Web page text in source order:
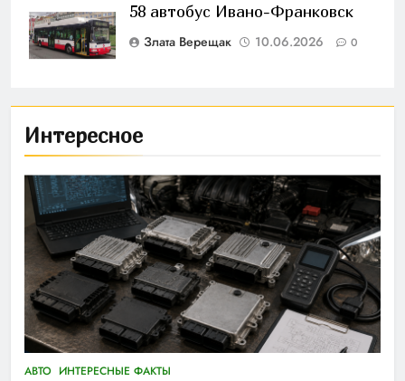
58 автобус Ивано-Франковск
Злата Верещак 10.06.2026 0
Интересное
АВТО ИНТЕРЕСНЫЕ ФАКТЫ